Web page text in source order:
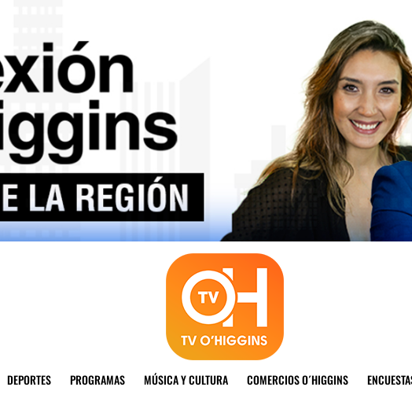
DEPORTES PROGRAMAS MÚSICA Y CULTURA COMERCIOS O´HIGGINS